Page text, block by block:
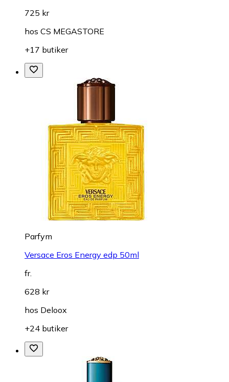
725 kr
hos CS MEGASTORE
+17 butiker
Parfym
Versace Eros Energy edp 50ml
fr.
628 kr
hos Deloox
+24 butiker